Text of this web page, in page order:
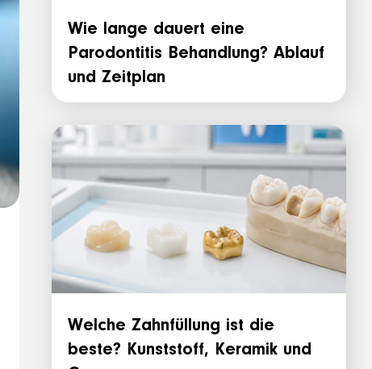
Wie lange dauert eine
Parodontitis Behandlung? Ablauf
und Zeitplan
Welche Zahnfüllung ist die
beste? Kunststoff, Keramik und